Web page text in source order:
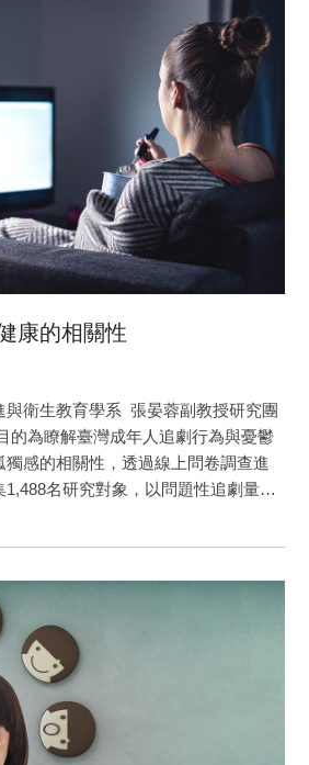
題性社交媒體使用顯著增加了焦慮程
顯著增加了問題性社交媒體使用。高
使用顯著增加了憂鬱程度，但憂鬱程
用程度沒有顯著影響。高程度的問題
程度，但焦慮程度對問題性遊戲程度
遊戲程度對憂鬱程度沒有顯著影響，
加了問題性遊戲。本研究的結論為，
擾變數之間的因果關係模式不同。只
程度和焦慮程度之間發現了相互作
使用的影響有越來越多的關注。從過
網路使用和精神健康具有相關性，
論。 本研究的重要性在於為問題
的因果關係之理解做出貢獻。本研究
學生，以四個時間點的調查，試圖探
和問題性網路遊戲的程度與兩種心理
程度之間的相互作用。研究結果顯
的問題性社交媒體使用顯著增加了憂
度的問題性遊戲顯著增加了焦慮程
程度對憂鬱程度沒有顯著影響，但高
問題性遊戲。 本研究結果建議，
交媒體使用和問題性網路遊戲可能導
高，大學應引入促進健康網路使用
或計畫，以減少其學生發生嚴重精神
康的相關性
與衛生教育學系 張晏蓉副教授研究團
為瞭解臺灣成年人追劇行為與憂鬱
感的相關性，透過線上問卷調查進
名研究對象，以問題性追劇量表
分)。由多元迴歸分析發現，PSWS
、社交互動焦慮、孤獨感的量表得分
近年來過度追劇及其健康效應已是新
提出追劇可能導致成癮的論述，認為
康有負面影響。本研究目的為瞭解
憂鬱感、社交互動焦慮及孤獨感的相